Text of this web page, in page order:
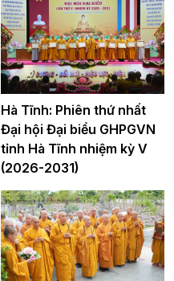
Hà Tĩnh: Phiên thứ nhất
Đại hội Đại biểu GHPGVN
tỉnh Hà Tĩnh nhiệm kỳ V
(2026-2031)